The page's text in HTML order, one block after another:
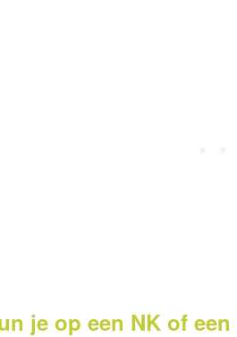
je op een NK of